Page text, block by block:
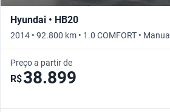
Hyundai • HB20
2014 • 92.800 km • 1.0 COMFORT • Manual
Preço a partir de
R$38.899